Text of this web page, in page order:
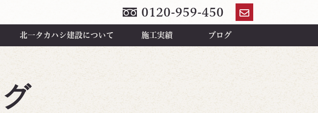
0120-959-450
お
い
北一タカハシ建設について 施工実績 ブログ